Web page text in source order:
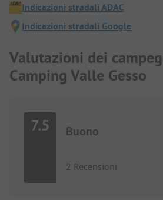
Indicazioni stradali ADAC
Indicazioni stradali Google
Valutazioni dei
Camping Valle Gesso
7.5 Buono
2 Recensioni